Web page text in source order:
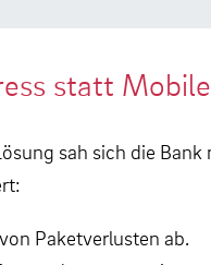
statt
sah sich die Bank
Paketverlusten ab.